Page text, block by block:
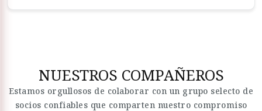
NUESTROS COMPAÑEROS
Estamos orgullosos de colaborar con un grupo selecto de
socios confiables que comparten nuestro compromiso